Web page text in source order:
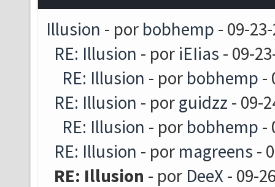
Illusion - por bobhemp - 09-
RE: Illusion - por iEIias - 09-
RE: Illusion - por bobhemp -
RE: Illusion - porguidzz - 09-
RE: Illusion - por bobhemp -
RE: Illusion - por magreens -
RE: Illusion - por DeeX- 09-